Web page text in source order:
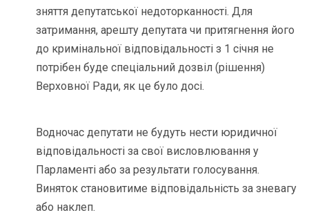
зняття депутатської недоторканності. Для
затримання, арешту депутата чи притягнення його
до кримінальної відповідальності з 1 січня не
потрібен буде спеціальний дозвіл (рішення)
Верховної Ради, як це було досі.
Водночас депутати не будуть нести юридичної
відповідальності за свої висловлювання у
Парламенті або за результати голосування.
Виняток становитиме відповідальність за зневагу
або наклеп.